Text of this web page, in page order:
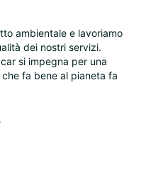
ambientale e lavoriamo
dei nostri servizi.
si impegna per una
fa bene al pianeta fa